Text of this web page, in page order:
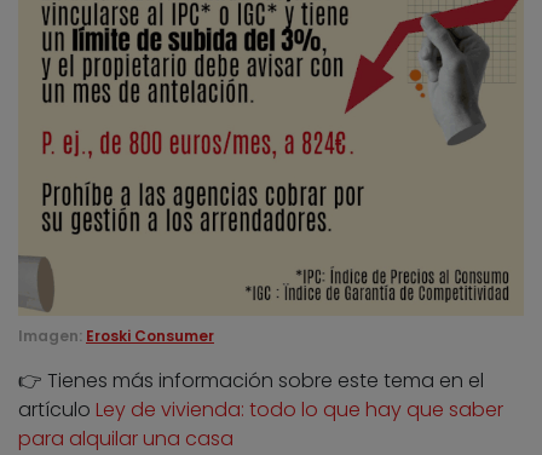
Imagen: Eroski Consumer
👉 Tienes más información sobre este tema en el
artículo Ley de vivienda: todo lo que hay que saber
para alquilar una casa